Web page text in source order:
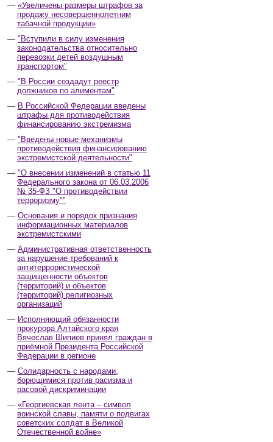
«Увеличены размеры штрафов за
продажу несовершеннолетним
табачной продукции»
"Вступили в силу изменения
законодательства относительно
перевозки детей воздушным
транспортом"
"В России создадут реестр
должников по алиментам"
В Российской Федерации введены
штрафы для противодействия
финансированию экстремизма
"Введены новые механизмы
противодействия финансированию
экстремистской деятельности"
"О внесении изменений в статью 11
Федерального закона от 06.03.2006
№ 35-ФЗ "О противодействии
терроризму""
Основания и порядок признания
информационных материалов
экстремистскими
Административная ответственность
за нарушение требований к
антитеррористической
защищенности объектов
(территорий) и объектов
(территорий) религиозных
организаций
Исполняющий обязанности
прокурора Алтайского края
Вячеслав Шипиев принял граждан в
приёмной Президента Российской
Федерации в регионе
Солидарность с народами,
борющимися против расизма и
расовой дискриминации
«Георгиевская лента – символ
воинской славы, памяти о подвигах
советских солдат в Великой
Отечественной войне»